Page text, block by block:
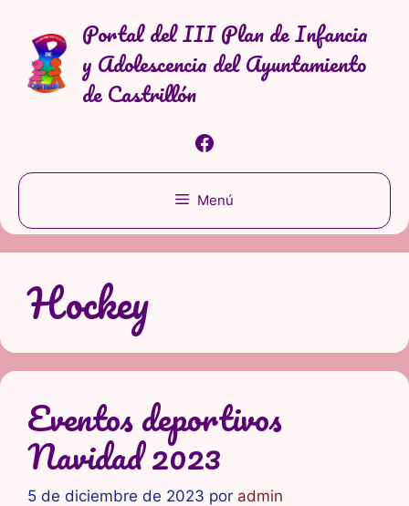
contenido
Portal del III Plan de Infancia
y Adolescencia del Ayuntamiento
de Castrillón
Facebook
Menú
Hockey
Eventos deportivos
Navidad 2023
5 de diciembre de 2023 por admin